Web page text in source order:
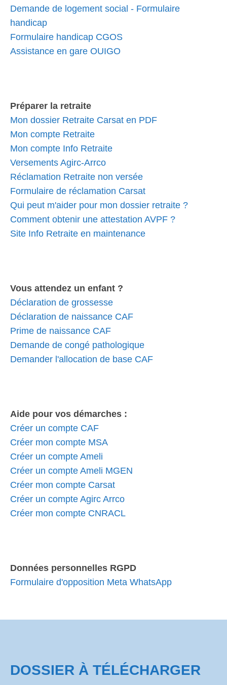
Demande de logement social - Formulaire
handicap
Formulaire handicap CGOS
Assistance en gare OUIGO
Préparer la retraite
Mon dossier Retraite Carsat en PDF
Mon compte Retraite
Mon compte Info Retraite
Versements Agirc-Arrco
Réclamation Retraite non versée
Formulaire de réclamation Carsat
Qui peut m'aider pour mon dossier retraite ?
Comment obtenir une attestation AVPF ?
Site Info Retraite en maintenance
Vous attendez un enfant ?
Déclaration de grossesse
Déclaration de naissance CAF
Prime de naissance CAF
Demande de congé pathologique
Demander l'allocation de base CAF
Aide pour vos démarches :
Créer un compte CAF
Créer mon compte MSA
Créer un compte Ameli
Créer un compte Ameli MGEN
Créer mon compte Carsat
Créer un compte Agirc Arrco
Créer mon compte CNRACL
Données personnelles RGPD
Formulaire d'opposition Meta WhatsApp
DOSSIER À TÉLÉCHARGER